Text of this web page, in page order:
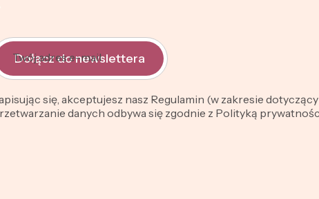
Twój adres e-mail
Dołącz do newslettera
się, akceptujesz nasz Regulamin (w zakresie
danych odbywa się zgodnie z Polityką